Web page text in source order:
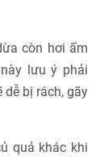
còn hơi ấm
lưu ý phải
dễ bị rách, gãy
quả khác khi